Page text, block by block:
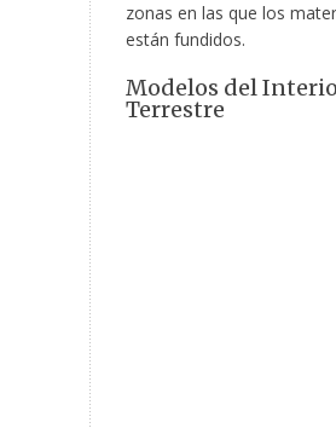
zonas en las que los
están fundidos.
Modelos del
Terrestre